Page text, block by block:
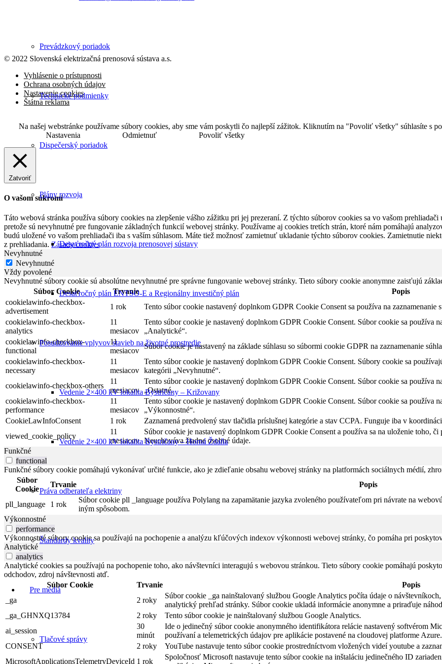
Prevádzkový poriadok
Technické podmienky
Dispečerský poriadok
Plány rozvoja
Desaťročný plán rozvoja prenosovej sústavy
Desaťročný plán ENTSO-E a Regionálny investičný plán
Posudzovanie vplyvov stavieb na životné prostredie
Vedenie 2×400 kV lokalita Bystričany – Križovany
Vedenie 2×400 kV lokalita Bystričany – Horná Ždaňa
Práva odberateľa elektriny
Štandardy kvality
Pre médiá
Tlačové správy
© 2022 Slovenská elektrizačná prenosová sústava a.s.
Vyhlásenie o prístupnosti
Ochrana osobných údajov
Nastavenie cookies
Štátna reklama
Na našej webstránke používame súbory cookies, aby sme vám poskytli čo najlepší zážitok. Kliknutím na "Povoliť všetky" súhlasíte s
Nastavenia
Odmietnuť Povoliť všetky
Zatvoriť
O vašom súkromí
Táto webová stránka používa súbory cookies na zlepšenie vášho zážitku pri jej prezeraní. Z týchto súborov cookies sa vo vašom
pretože sú nevyhnutné pre fungovanie základných funkcií webovej stránky. Používame aj cookies tretích strán, ktoré nám pomáhajú
budú uložené vo vašom prehliadači iba s vaším súhlasom. Máte tiež možnosť zamietnuť ukladanie týchto súborov cookies. Zamietnutie
z prehliadania. Zásady cookies
Nevyhnutné
Nevyhnutné
Vždy povolené
Nevyhnutné súbory cookie sú absolútne nevyhnutné pre správne fungovanie webovej stránky. Tieto súbory cookie anonymne zaisťujú
Súbor Cookie
Trvanie
Popis
cookielawinfo-checkbox-
advertisement
1 rok
Tento súbor cookie nastavený doplnkom GDPR Cookie Consent sa používa na
cookielawinfo-checkbox-
analytics
11
mesiacov
Tento súbor cookie je nastavený doplnkom GDPR Cookie Consent. Súbor cookie sa používa
„Analytické“.
cookielawinfo-checkbox-
functional
11
mesiacov
Súbor cookie je nastavený na základe súhlasu so súbormi cookie GDPR na zaznamenanie
cookielawinfo-checkbox-
necessary
11
mesiacov
Tento súbor cookie je nastavený doplnkom GDPR Cookie Consent. Súbory cookie sa
kategórii „Nevyhnutné“.
cookielawinfo-checkbox-others
11
mesiacov
Tento súbor cookie je nastavený doplnkom GDPR Cookie Consent. Súbor cookie sa používa
„Ostatné.
cookielawinfo-checkbox-
performance
11
mesiacov
Tento súbor cookie je nastavený doplnkom GDPR Cookie Consent. Súbor cookie sa používa
„Výkonnostné“.
CookieLawInfoConsent
1 rok
Zaznamená predvolený stav tlačidla príslušnej kategórie a stav CCPA. Funguje iba v
viewed_cookie_policy
11
mesiacov
Súbor cookie je nastavený doplnkom GDPR Cookie Consent a používa sa na uloženie toho,
Neuchováva žiadne osobné údaje.
Funkčné
functional
Funkčné súbory cookie pomáhajú vykonávať určité funkcie, ako je zdieľanie obsahu webovej stránky na platformách sociálnych médií,
Súbor
Cookie
Trvanie Popis
pll_language 1 rok
Súbor cookie pll _language používa Polylang na zapamätanie jazyka zvoleného používateľom pri návrate na
iným spôsobom.
Výkonnostné
performance
Výkonnostné súbory cookie sa používajú na pochopenie a analýzu kľúčových indexov výkonnosti webovej stránky, čo pomáha pri
Analytické
analytics
Analytické cookies sa používajú na pochopenie toho, ako návštevníci interagujú s webovou stránkou. Tieto súbory cookie pomáhajú
odchodov, zdroj návštevnosti atď.
Súbor Cookie
Trvanie
Popis
_ga
2 roky
Súbor cookie _ga nainštalovaný službou Google Analytics počíta údaje o
analytický prehľad stránky. Súbor cookie ukladá informácie anonymne a priraďuje
_ga_GHNXQ13784
2 roky
Tento súbor cookie je nainštalovaný službou Google Analytics.
ai_session
30
minút
Ide o jedinečný súbor cookie anonymného identifikátora relácie nastavený softvérom
používaní a telemetrických údajov pre aplikácie postavené na cloudovej platforme Azure.
CONSENT
2 roky
YouTube nastavuje tento súbor cookie prostredníctvom vložených videí youtube a
MicrosoftApplicationsTelemetryDeviceId 1 rok
Spoločnosť Microsoft nastavuje tento súbor cookie na inštaláciu jedinečného ID